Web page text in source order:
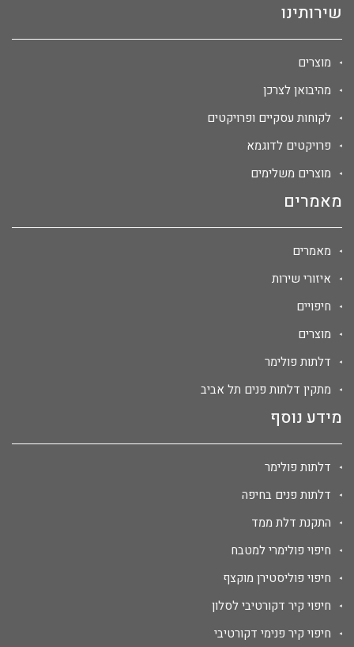
שירותינו
מוצרים
מהיבואן לצרכן
לקוחות עסקיים ופרויקטים
פרויקטים לדוגמא
מוצרים משלימים
מאמרים
מאמרים
איזורי שירות
חיפויים
מוצרים
דלתות פולימר
מתקין דלתות פנים תל אביב
מידע נוסף
דלתות פולימר
דלתות פנים בחיפה
התקנת דלת ממד
חיפוי פולימרי למטבח
חיפוי פוליסטירן מוקצף
חיפוי קיר דקורטיבי לסלון
חיפוי קיר פנימי דקורטיבי